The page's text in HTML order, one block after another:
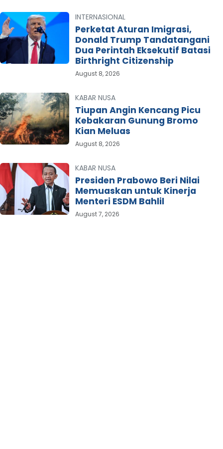
INTERNASIONAL
Perketat Aturan Imigrasi,
Donald Trump Tandatangani
Dua Perintah Eksekutif Batasi
Birthright Citizenship
August 8, 2026
KABAR NUSA
Tiupan Angin Kencang Picu
Kebakaran Gunung Bromo
Kian Meluas
August 8, 2026
KABAR NUSA
Presiden Prabowo Beri Nilai
Memuaskan untuk Kinerja
Menteri ESDM Bahlil
August 7, 2026